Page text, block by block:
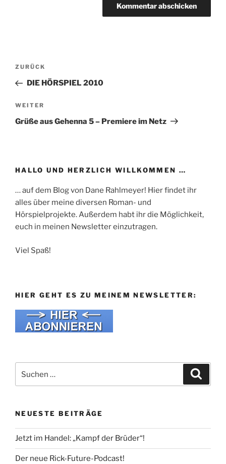
Beitragsnavigation
Vorheriger
Beitrag
ZURÜCK
DIE HÖRSPIEL 2010
Nächster
Beitrag
WEITER
Grüße aus Gehenna 5 – Premiere im Netz
HALLO UND HERZLICH WILLKOMMEN …
… auf dem Blog von Dane Rahlmeyer! Hier findet ihr
alles über meine diversen Roman- und
Hörspielprojekte. Außerdem habt ihr die Möglichkeit,
euch in meinen Newsletter einzutragen.
Viel Spaß!
HIER GEHT ES ZU MEINEM NEWSLETTER:
nach:
NEUESTE BEITRÄGE
Jetzt im Handel: „Kampf der Brüder“!
Der neue Rick-Future-Podcast!